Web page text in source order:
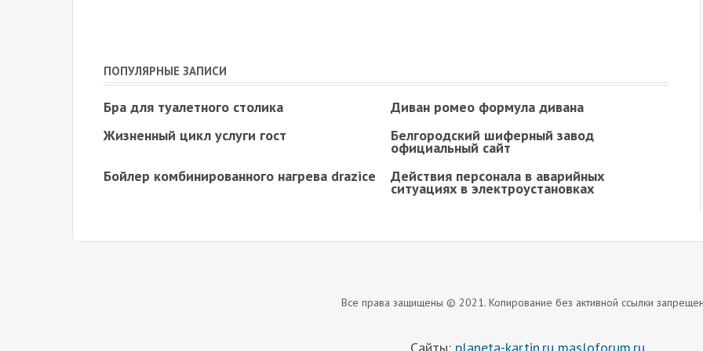
ПОПУЛЯРНЫЕ ЗАПИСИ
Бра для туалетного столика
Диван ромео формула дивана
Жизненный цикл услуги гост
Белгородский шиферный завод
официальный сайт
Бойлер комбинированного нагрева drazice
Действия персонала в аварийных
ситуациях в электроустановках
Все права защищены © 2021. Копирование без активной ссылки
Сайты: planeta-kartin.ru masloforum.ru